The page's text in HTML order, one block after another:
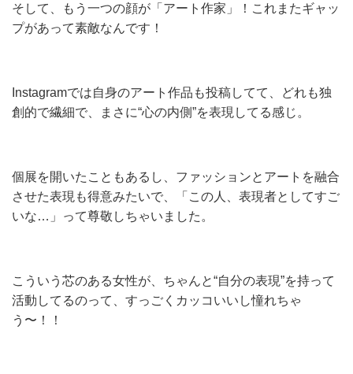
そして、もう一つの顔が「アート作家」！これまたギャッ
プがあって素敵なんです！
Instagramでは自身のアート作品も投稿してて、どれも独
創的で繊細で、まさに“心の内側”を表現してる感じ。
個展を開いたこともあるし、ファッションとアートを融合
させた表現も得意みたいで、「この人、表現者としてすご
いな…」って尊敬しちゃいました。
こういう芯のある女性が、ちゃんと“自分の表現”を持って
活動してるのって、すっごくカッコいいし憧れちゃ
う〜！！